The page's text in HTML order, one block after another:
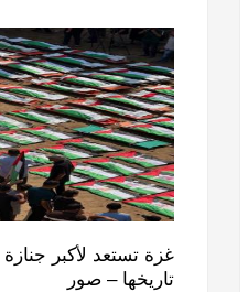
غزة تستعد لأكبر
تاريخها – صور